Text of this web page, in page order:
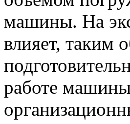
машины. На
влияет, таким
работе